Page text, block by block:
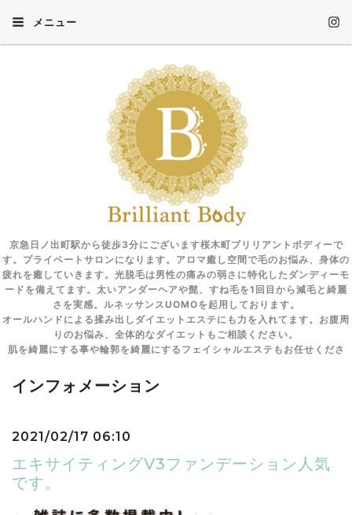
メニュー
京急日ノ出町駅から徒歩3分にございます桜木町ブリリアントボディーで
す。プライベートサロンになります。アロマ癒し空間で毛のお悩み、身体の
疲れを癒していきます。光脱毛は男性の痛みの弱さに特化したダンディーモ
ードを備えてます。太いアンダーヘアや髭、すね毛を1回目から減毛と綺麗
さを実感。ルネッサンスUOMOを起用しております。
オールハンドによる揉み出しダイエットエステにも力を入れてます。お腹周
りのお悩み、全体的なダイエットもご相談ください。
肌を綺麗にする事や輪郭を綺麗にするフェイシャルエステもお任せくださ
インフォメーション
2021/02/17 06:10
エキサイティングV3ファンデーション人気
です。